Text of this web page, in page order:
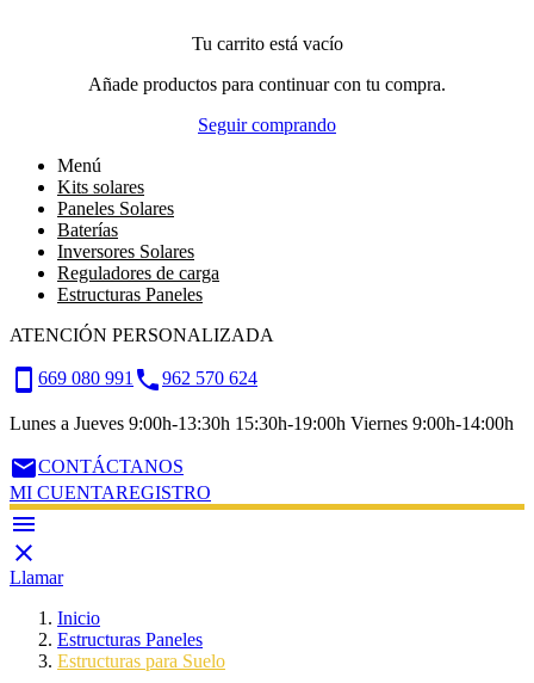
Tu carrito está vacío
Añade productos para continuar con tu compra.
Seguir comprando
Menú
Kits solares
Paneles Solares
Baterías
Inversores Solares
Reguladores de carga
Estructuras Paneles
ATENCIÓN PERSONALIZADA
smartphone 669 080 991 call962 570 624
Lunes a Jueves 9:00h-13:30h 15:30h-19:00h Viernes 9:00h-14:00h
emailCONTÁCTANOS
MI CUENTAREGISTRO


Llamar
Inicio
Estructuras Paneles
Estructuras para Suelo